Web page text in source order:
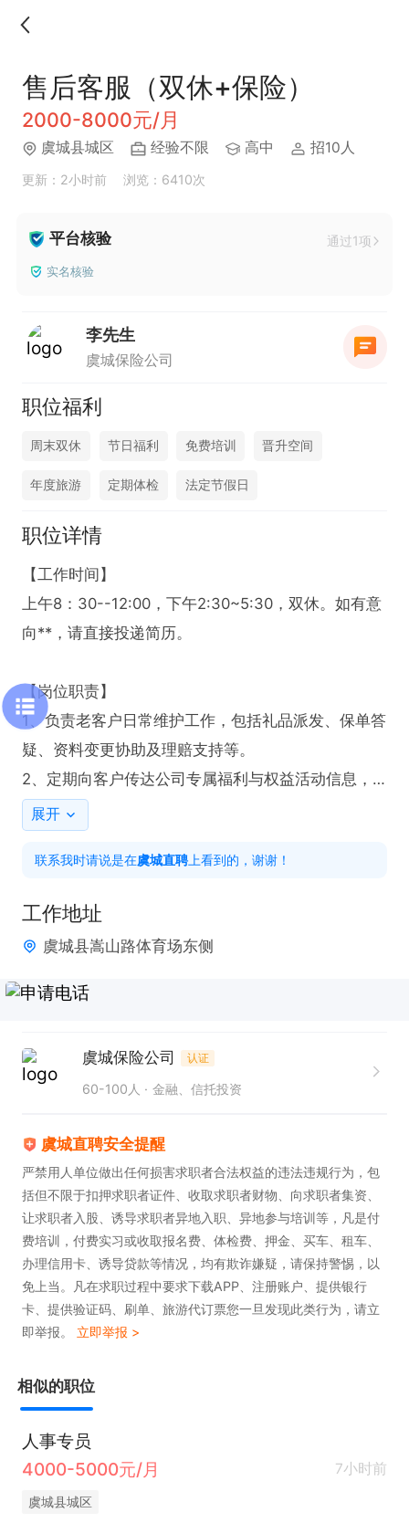
售后客服（双休+保险）
2000-8000元/月
虞城县城区 经验不限 高中 招10人
更新：2小时前 浏览：6410次
平台核验 通过1项
实名核验
李先生
虞城保险公司
职位福利
周末双休 节日福利 免费培训 晋升空间
年度旅游 定期体检 法定节假日
职位详情
【工作时间】
上午8：30--12:00，下午2:30~5:30，双休。如有意
向**，请直接投递简历。
【岗位职责】
1、负责老客户日常维护工作，包括礼品派发、保单答
疑、资料变更协助及理赔支持等。
2、定期向客户传达公司专属福利与权益活动信息，
提升客户满意度。
3、协助公司各类活动的宣传、客户邀约及现场接待
工作，确保活动顺利进行。
系，促进客户**留存。
【任职要求】
2、有客户服务或相关经验者**，无经验者可接受系统
作精神。
4、熟悉基本办公软件操作，具备基础的信息处理能
力。
5、对工作有热情，愿意在该岗位长久发展。
我们提供：完善培训体系、清晰职业发展路径、透明
展开
联系我时请说是在虞城直聘 上看到的，谢谢！
工作地址
虞城县嵩山路体育场东侧
虞城保险公司 认证
60-100人 金融、信托投资
虞城直聘安全提醒
严禁用人单位做出任何损害求职者合法权益的违法违规行为，包
括但不限于扣押求职者证件、收取求职者财物、向求职者集资、
让求职者入股、诱导求职者异地入职、异地参与培训等，凡是付
费培训，付费实习或收取报名费、体检费、押金、买车、租车、
办理信用卡、诱导贷款等情况，均有欺诈嫌疑，请保持警惕，以
免上当。凡在求职过程中要求下载APP、注册账户、提供银行
卡、提供验证码、刷单、旅游代订票您一旦发现此类行为，请立
即举报。 立即举报 >
相似的职位
人事专员
4000-5000元/月
7小时前
虞城县城区